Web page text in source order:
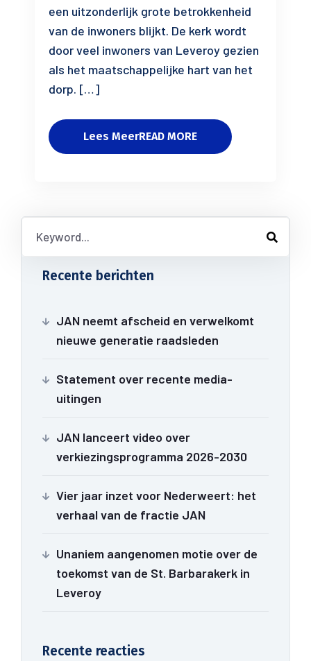
een uitzonderlijk grote betrokkenheid
van de inwoners blijkt. De kerk wordt
door veel inwoners van Leveroy gezien
als het maatschappelijke hart van het
dorp. […]
Lees MeerREAD MORE
Recente berichten
JAN neemt afscheid en verwelkomt
nieuwe generatie raadsleden
Statement over recente media-
uitingen
JAN lanceert video over
verkiezingsprogramma 2026-2030
Vier jaar inzet voor Nederweert: het
verhaal van de fractie JAN
Unaniem aangenomen motie over de
toekomst van de St. Barbarakerk in
Leveroy
Recente reacties